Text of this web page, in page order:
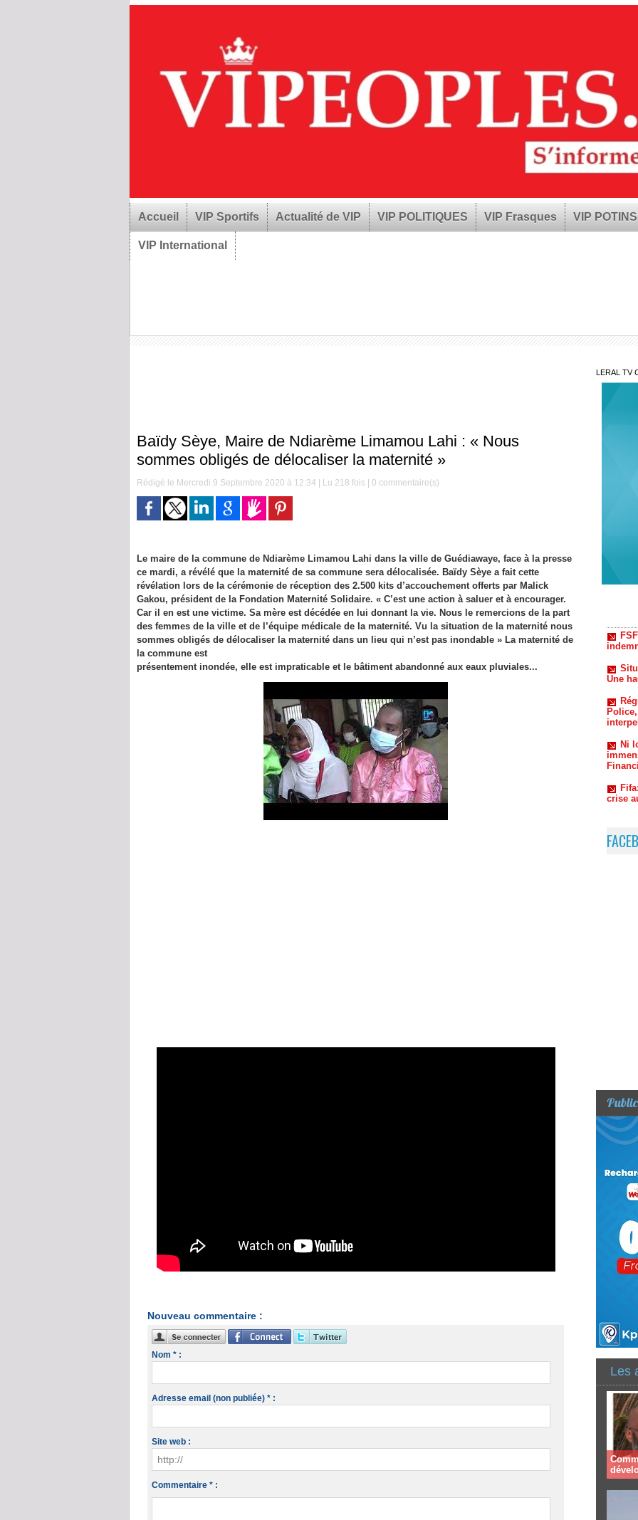
Accueil VIP Sportifs Actualité de VIP VIP POLITIQUES VIP Frasques VIP POTINS
VIP International
Baïdy Sèye, Maire de Ndiarème Limamou Lahi : « Nous
sommes obligés de délocaliser la maternité »
Rédigé le Mercredi 9 Septembre 2020 à 12:34 | Lu 218 fois | 0 commentaire(s)
Le maire de la commune de Ndiarème Limamou Lahi dans la ville de Guédiawaye, face à la presse
ce mardi, a révélé que la maternité de sa commune sera délocalisée. Baïdy Sèye a fait cette
révélation lors de la cérémonie de réception des 2.500 kits d’accouchement offerts par Malick
Gakou, président de la Fondation Maternité Solidaire. « C’est une action à saluer et à encourager.
Car il en est une victime. Sa mère est décédée en lui donnant la vie. Nous le remercions de la part
des femmes de la ville et de l’équipe médicale de la maternité. Vu la situation de la maternité nous
sommes obligés de délocaliser la maternité dans un lieu qui n’est pas inondable » La maternité de
la commune est
présentement inondée, elle est impraticable et le bâtiment abandonné aux eaux pluviales...
Nouveau commentaire :
Nom * :
Adresse email (non publiée) * :
Site web :
Commentaire * :
LERAL TV
Une
Ni
crise
Les